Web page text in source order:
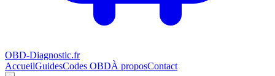
OBD-Diagnostic.fr
AccueilGuidesCodes OBDÀ proposContact